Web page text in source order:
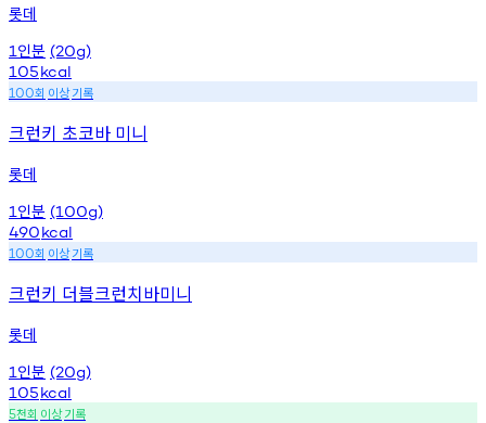
롯데
1 인분 (20g)
105kcal
100회 이상기록
크런키 초코바 미니
롯데
1 인분 (100g)
490kcal
100회 이상기록
크런키 더블크런치바미니
롯데
1 인분 (20g)
105kcal
5천회 이상기록